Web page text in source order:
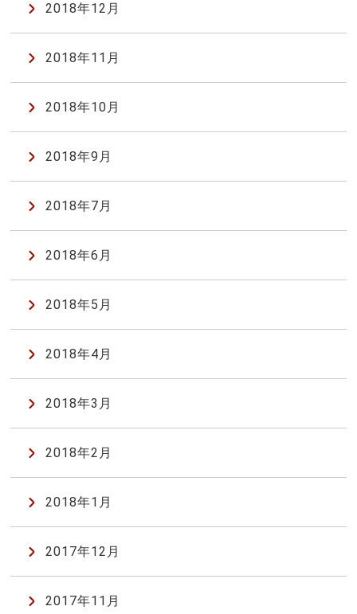
2018年12月
2018年11月
2018年10月
2018年9月
2018年7月
2018年6月
2018年5月
2018年4月
2018年3月
2018年2月
2018年1月
2017年12月
2017年11月